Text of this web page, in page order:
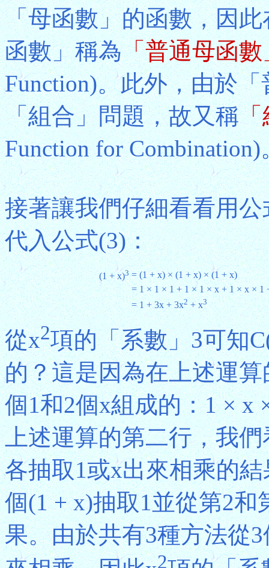
「母函數」的函數，因
函數」稱為「普通母函數
Function)。此外，由於
「組合」問題，故又稱「
Function for Combination)
接著讓我們仔細看看用
代入公式(3)：
(1 + x)3 = (1 + x) × (1 + x) × (1 + x)
= 1 × 1 × 1 + 1 × 1 × x + 1 × x ×
= 1 + 3x + 3x2+ x3
從x2項的「系數」3可知
的？這是因為在上述運
個1和2個x組成的：1 × x
上述運算的第二行，我
各抽取1或x出來相乘的
個(1 + x)抽取1並從第2
果。由於共有3種方法從
2